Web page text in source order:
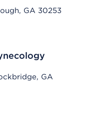
GA 30253
mobile devices
GA
mobile devices